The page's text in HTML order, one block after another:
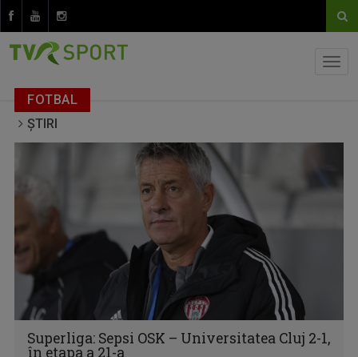
FOTBAL
ȘTIRI
Superliga: Sepsi OSK – Universitatea Cluj 2-1,
în etapa a 21-a